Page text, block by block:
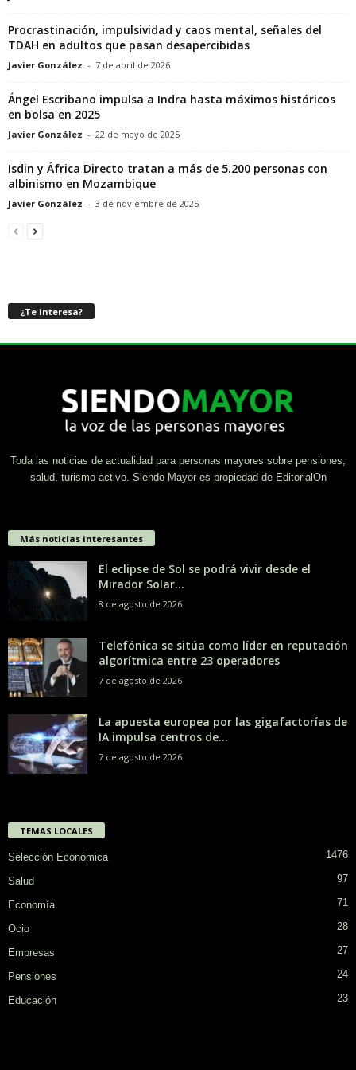
Procrastinación, impulsividad y caos mental, señales del
TDAH en adultos que pasan desapercibidas
Javier González - 7 de abril de 2026
Ángel Escribano impulsa a Indra hasta máximos históricos
en bolsa en 2025
Javier González - 22 de mayo de 2025
Isdin y África Directo tratan a más de 5.200 personas con
albinismo en Mozambique
Javier González - 3 de noviembre de 2025
¿Te interesa?
Toda las noticias de actualidad para personas mayores sobre pensiones,
salud, turismo activo. Siendo Mayor es propiedad de EditorialOn
Más noticias interesantes
El eclipse de Sol se podrá vivir desde el
Mirador Solar...
8 de agosto de 2026
Telefónica se sitúa como líder en reputación
algorítmica entre 23 operadores
7 de agosto de 2026
La apuesta europea por las gigafactorías de
IA impulsa centros de...
7 de agosto de 2026
TEMAS LOCALES
Selección Económica 1476
Salud 97
Economía 71
Ocio 28
Empresas 27
Pensiones 24
Educación 23